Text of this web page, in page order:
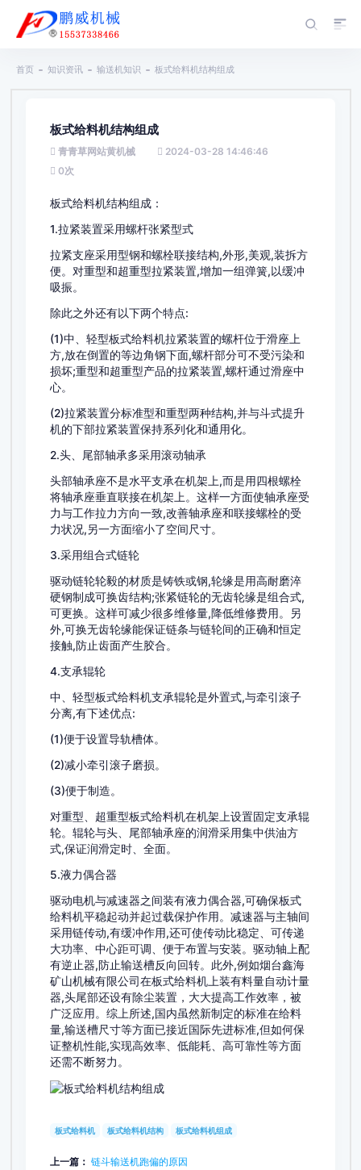
首页 知识资讯 输送机知识 板式给料机结构组成
板式给料机结构组成
青青草网站黄机械
2024-03-28 14:46:46
0次
板式给料机结构组成：
1.拉紧装置采用螺杆张紧型式
拉紧支座采用型钢和螺栓联接结构,外形,美观,装拆方
便。对重型和超重型拉紧装置,增加一组弹簧,以缓冲
吸振。
除此之外还有以下两个特点:
(1)中、轻型板式给料机拉紧装置的螺杆位于滑座上
方,放在倒置的等边角钢下面,螺杆部分可不受污染和
损坏;重型和超重型产品的拉紧装置,螺杆通过滑座中
心。
(2)拉紧装置分标准型和重型两种结构,并与斗式提升
机的下部拉紧装置保持系列化和通用化。
2.头、尾部轴承多采用滚动轴承
头部轴承座不是水平支承在机架上,而是用四根螺栓
将轴承座垂直联接在机架上。这样一方面使轴承座受
力与工作拉力方向一致,改善轴承座和联接螺栓的受
力状况,另一方面缩小了空间尺寸。
3.采用组合式链轮
驱动链轮轮毅的材质是铸铁或钢,轮缘是用高耐磨淬
硬钢制成可换齿结构;张紧链轮的无齿轮缘是组合式,
可更换。这样可减少很多维修量,降低维修费用。另
外,可换无齿轮缘能保证链条与链轮间的正确和恒定
接触,防止齿面产生胶合。
4.支承辊轮
中、轻型板式给料机支承辊轮是外置式,与牵引滚子
分离,有下述优点:
(1)便于设置导轨槽体。
(2)减小牵引滚子磨损。
(3)便于制造。
对重型、超重型板式给料机在机架上设置固定支承辊
轮。辊轮与头、尾部轴承座的润滑采用集中供油方
式,保证润滑定时、全面。
5.液力偶合器
驱动电机与减速器之间装有液力偶合器,可确保板式
给料机平稳起动并起过载保护作用。减速器与主轴间
采用链传动,有缓冲作用,还可使传动比稳定、可传递
大功率、中心距可调、便于布置与安装。驱动轴上配
有逆止器,防止输送槽反向回转。此外,例如烟台鑫海
矿山机械有限公司在板式给料机上装有料量自动计量
器,头尾部还设有除尘装置，大大提高工作效率，被
广泛应用。综上所述,国内虽然新制定的标准在给料
量,输送槽尺寸等方面已接近国际先进标准,但如何保
证整机性能,实现高效率、低能耗、高可靠性等方面
还需不断努力。
板式给料机 板式给料机结构 板式给料机组成
上一篇： 链斗输送机跑偏的原因